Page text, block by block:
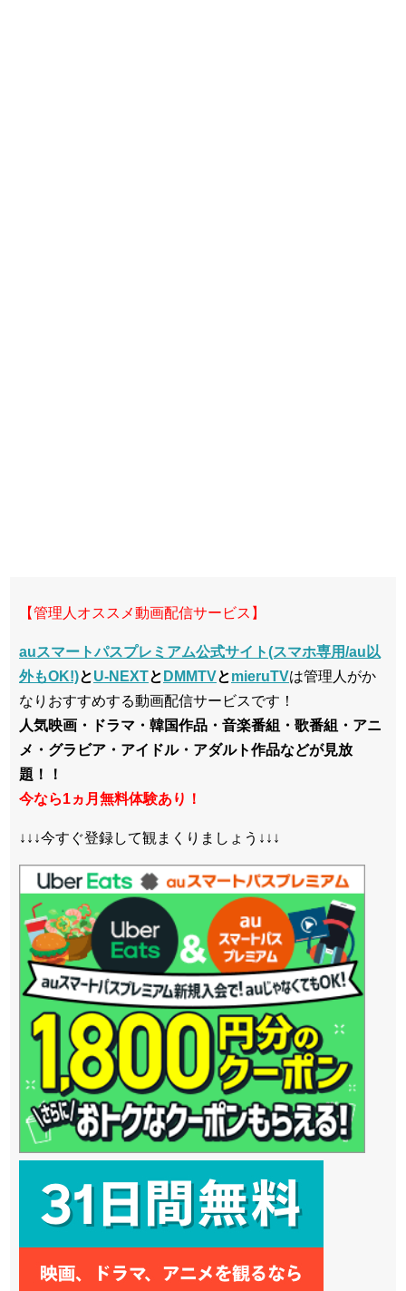
【管理人オススメ動画配信サービス】
auスマートパスプレミアム公式サイト(スマホ専用/au以
外もOK!)とU-NEXTと DMMTVとmieruTVは管理人がか
なりおすすめする動画配信サービスです！
人気映画・ドラマ・韓国作品・音楽番組・歌番組・アニ
メ・グラビア・アイドル・アダルト作品などが見放
題！！
今なら1ヵ月無料体験あり！
↓↓↓今すぐ登録して観まくりましょう↓↓↓